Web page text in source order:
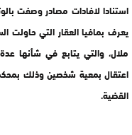
استنادا لافادات مصادر وصفت
يعرف بمافيا العقار التي حاولت
ملال، والتي يتابع في شأنها
اعتقال بمعية شخصين وذلك
القضية.